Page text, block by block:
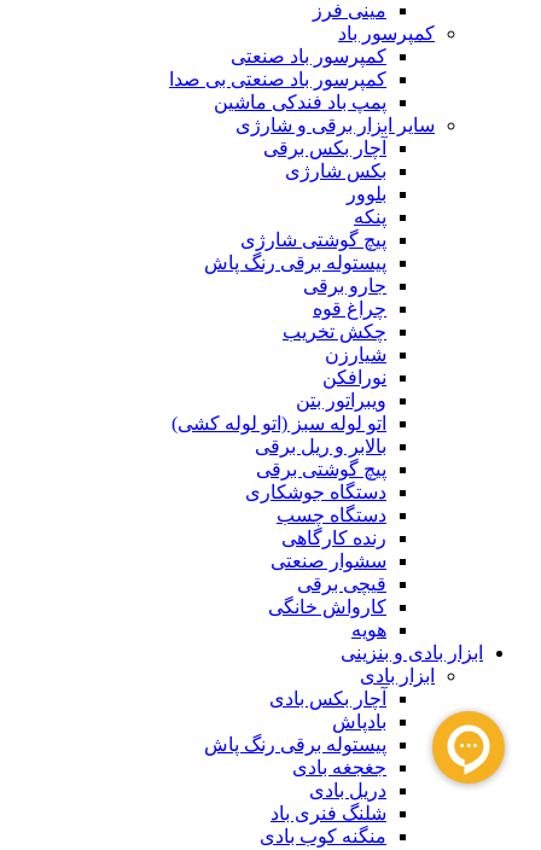
مینی فرز
کمپرسور باد
کمپرسور باد صنعتی
کمپرسور باد صنعتی بی صدا
پمپ باد فندکی ماشین
سایر ابزار برقی و شارژی
آچار بکس برقی
بکس شارژی
بلوور
پنکه
پیچ گوشتی شارژی
پیستوله برقی رنگ پاش
جارو برقی
چراغ قوه
چکش تخریب
شیارزن
نورافکن
ویبراتور بتن
اتو لوله سبز (اتو لوله کشی)
بالابر و ریل برقی
پیچ گوشتی برقی
دستگاه جوشکاری
دستگاه چسب
رنده کارگاهی
سشوار صنعتی
قیچی برقی
کارواش خانگی
هویه
ابزار بادی و بنزینی
ابزار بادی
آچار بکس بادی
بادپاش
پیستوله برقی رنگ پاش
جغجغه بادی
دریل بادی
شلنگ فنری باد
منگنه کوب بادی